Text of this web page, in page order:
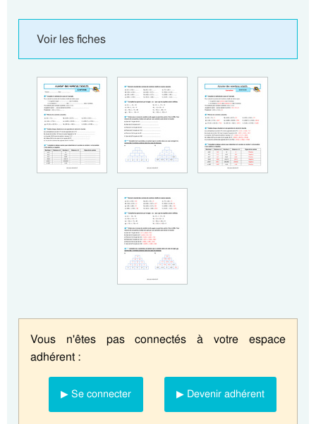
Voir les fiches
Vous n'êtes pas connectés à votre espace
adhérent :
▶ Se connecter ▶ Devenir adhérent